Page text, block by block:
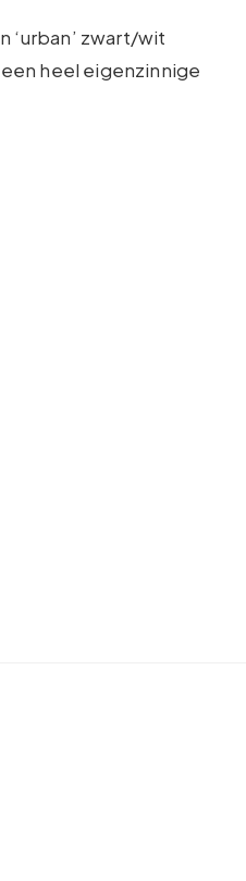
‘urban’ zwart/wit
heel eigenzinnige